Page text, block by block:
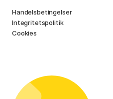
Handelsbetingelser
Integritetspolitik
Cookies